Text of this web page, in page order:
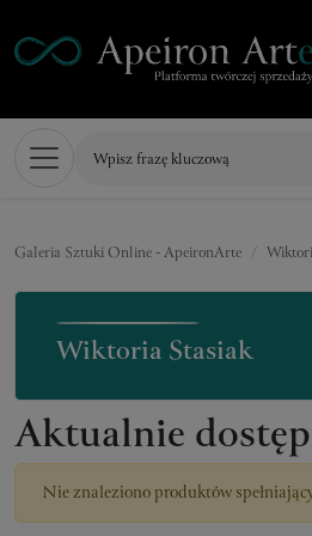
Galeria Sztuki Online - ApeironArte
Wiktoria Stasiak
Aktualnie
Nie znaleziono produktów